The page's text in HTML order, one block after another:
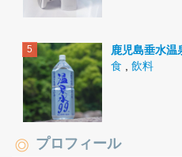
鹿児島垂水温
食
飲料
プロフィール